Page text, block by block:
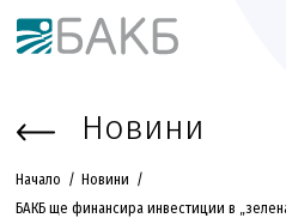
Към основното съдържание
Новини
Начало
Новини
БАКБ ще финансира инвестиции в